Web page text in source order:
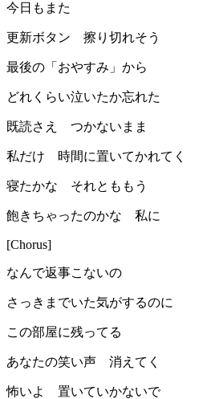
今日もまた
更新ボタン 擦り切れそう
最後の「おやすみ」から
どれくらい泣いたか忘れた
既読さえ つかないまま
私だけ 時間に置いてかれてく
寝たかな それとももう
飽きちゃったのかな 私に
[Chorus]
なんで返事こないの
さっきまでいた気がするのに
この部屋に残ってる
あなたの笑い声 消えてく
怖いよ 置いていかないで